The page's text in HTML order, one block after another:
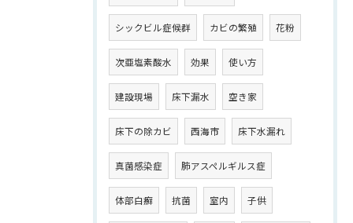
シックビル症候群 カビの繁殖 花粉
次亜塩素酸水 効果 使い方
建設現場 床下漏水 空き家
床下の除カビ 西海市 床下水漏れ
真菌感染症 肺アスペルギルス症
体部白癬 抗菌 室内 子供